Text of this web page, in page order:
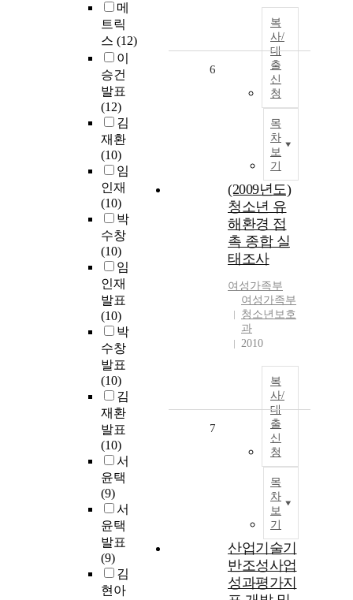
메
트릭
스 (12)
이
승건
발표
(12)
김
재환
(10)
임
인재
(10)
박
수창
(10)
임
인재
발표
(10)
박
수창
발표
(10)
김
재환
발표
(10)
서
윤택
(9)
서
윤택
발표
(9)
김
현아
복
사/
대
출
신
청
목
차
보
기
6
(2009년도)
청소년 유
해환경 접
촉 종합 실
태조사
여성가족부
여성가족부
청소년보호
과
2010
복
사/
대
출
신
청
목
차
보
기
7
산업기술기
반조성사업
성과평가지